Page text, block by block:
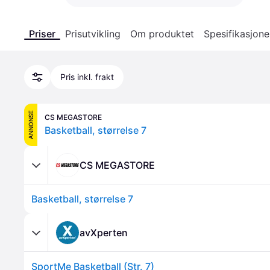
Priser Prisutvikling Om produktet
Pris inkl. frakt
ANNONSE CS MEGASTORE
Basketball, størrelse 7
CS MEGASTORE
Basketball, størrelse 7
avXperten
SportMe Basketball (Str. 7)